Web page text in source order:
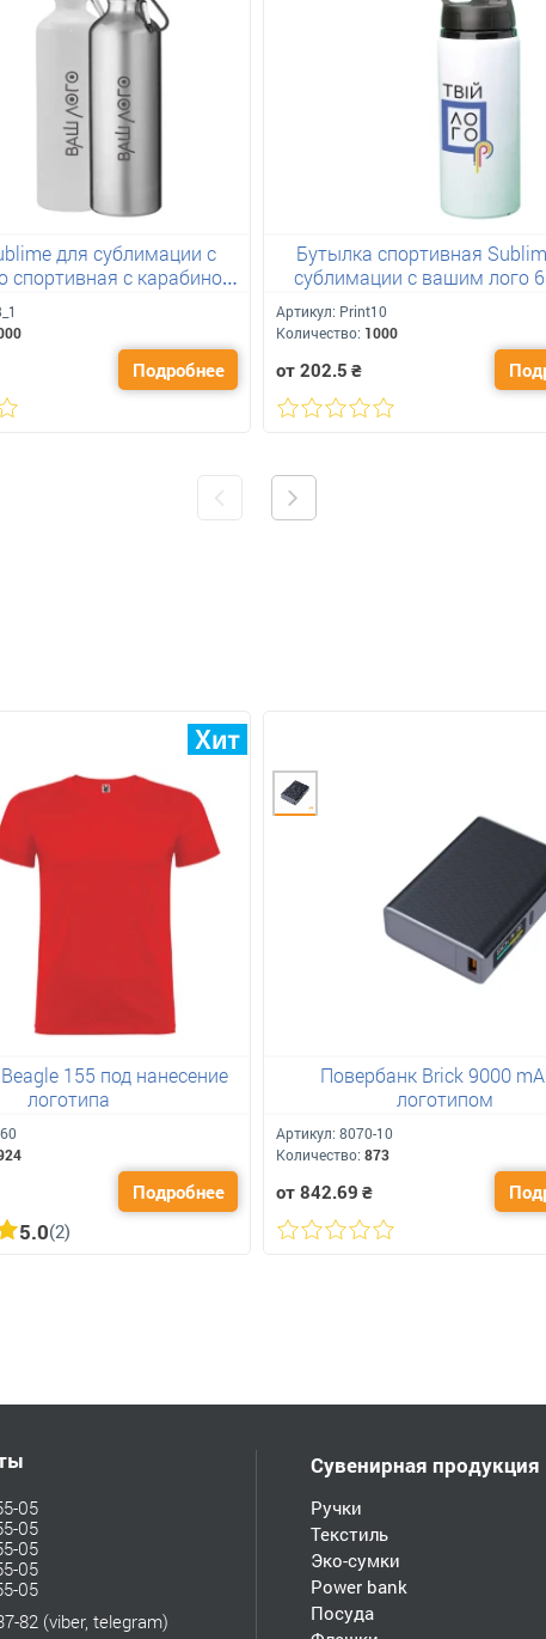
для сублимации с
спортивная с карабином
Подробнее
Бутылка спортивная
сублимации с вашим лого
Артикул: Print10
Количество: 1000
от 202.5 ₴
155 под нанесение
логотипа
Подробнее
5.0(2)
Повербанк Brick 9000
логотипом
Артикул: 8070-10
Количество: 873
от 842.69 ₴
05
05
05
05
05
82(viber, telegram)
Сувенирная продукция
Ручки
Текстиль
Эко-сумки
Power bank
Посуда